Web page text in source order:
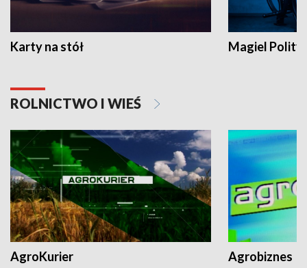
Karty na stół Magiel
ROLNICTWO I WIEŚ
AgroKurier Agrobiznes